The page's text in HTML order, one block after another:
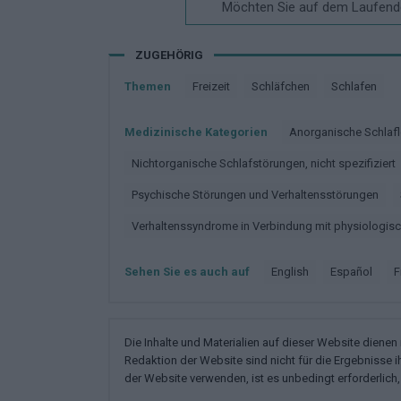
Möchten Sie auf dem
ZUGEHÖRIG
Themen Freizeit Schläfchen Schlafen
Medizinische Kategorien Anorganische
Nichtorganische Schlafstörungen, nicht spezifiziert
Psychische Störungen und Verhaltensstörungen
Verhaltenssyndrome in Verbindung mit
Sehen Sie es auch auf english español
Die Inhalte und Materialien auf dieser Website
Redaktion der Website sind nicht für die Ergebnisse
der Website verwenden, ist es unbedingt